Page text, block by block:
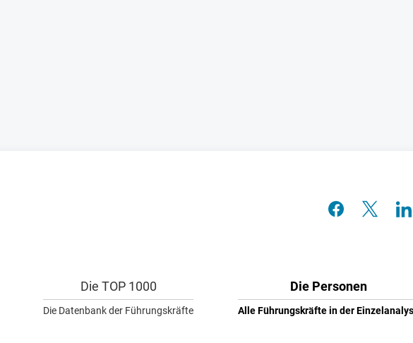
Die TOP 1000
Die Datenbank der Führungskräfte
Die Personen
Alle Führungskräfte in der